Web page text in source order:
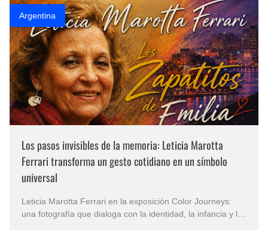
Argentina
Los pasos invisibles de la memoria: Leticia Marotta
Ferrari transforma un gesto cotidiano en un símbolo
universal
Leticia Marotta Ferrari en la exposición Color Journeys:
una fotografía que dialoga con la identidad, la infancia y la